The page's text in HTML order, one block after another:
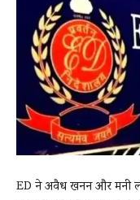
Breaking
ED ने अवैध खनन और मनी